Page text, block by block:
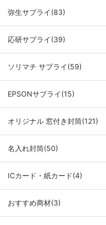
弥生サプライ(83)
応研サプライ(39)
ソリマチ サプライ(59)
EPSONサプライ(15)
オリジナル 窓付き封筒(121)
名入れ封筒(50)
ICカード・紙カード(4)
おすすめ商材(3)